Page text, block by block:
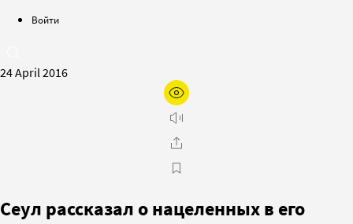
Войти
24 April 2016
Сеул рассказал о нацеленных в его